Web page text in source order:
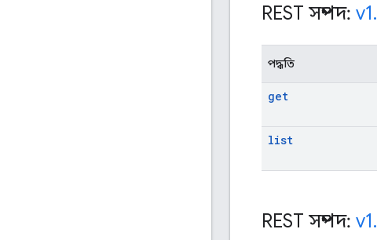
REST সম্পদ: v1.
পদ্ধতি
get
list
REST সম্পদ: v1.